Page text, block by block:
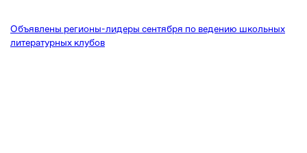
Объявлены регионы-лидеры сентября по ведению школьных
литературных клубов